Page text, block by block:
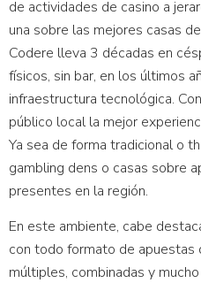
de actividades de casino a
una sobre las mejores casas
Codere lleva 3 décadas en
físicos, sin bar, en los últimos
infraestructura tecnológica.
público local la mejor
Ya sea de forma tradicional o
gambling dens o casas sobre
presentes en la región.
En este ambiente, cabe
con todo formato de apuestas
múltiples, combinadas y